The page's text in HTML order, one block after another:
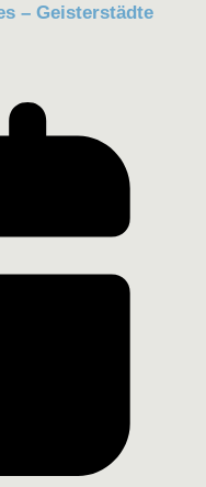
– Geisterstädte